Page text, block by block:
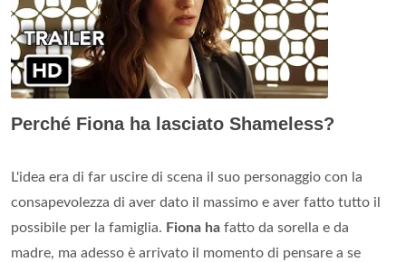
Perché Fiona ha lasciato Shameless?
L'idea era di far uscire di scena il suo personaggio con la
consapevolezza di aver dato il massimo e aver fatto tutto il
possibile per la famiglia. Fiona ha fatto da sorella e da
madre, ma adesso è arrivato il momento di pensare a se